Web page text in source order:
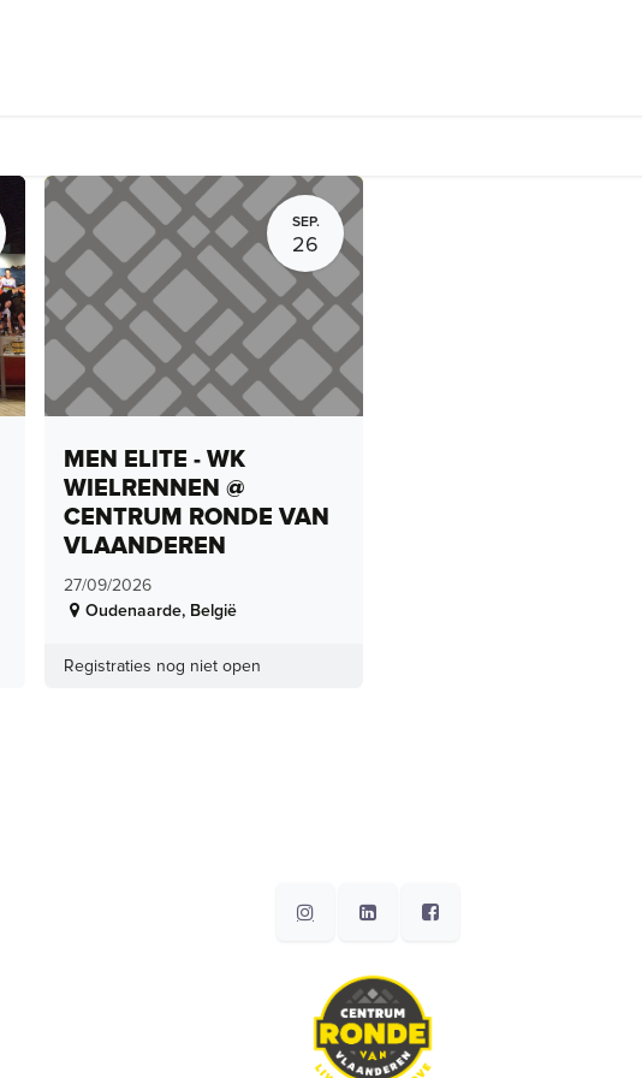
SEP.
26
MEN ELITE - WK
WIELRENNEN @
CENTRUM RONDE VAN
VLAANDEREN
27/09/2026
Oudenaarde, België
Registraties nog niet open